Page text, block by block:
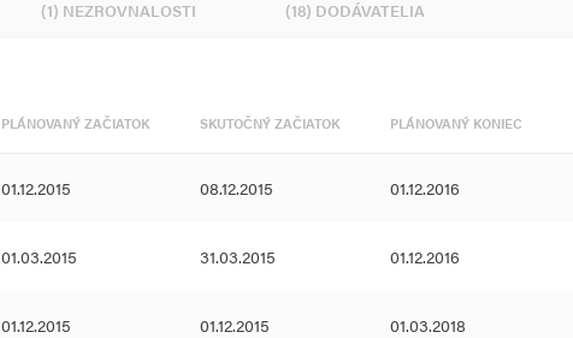
(1) NEZROVNALOSTI (18) DODÁVATELIA
PLÁNOVANÝ ZAČIATOK SKUTOČNÝ ZAČIATOK PLÁNOVANÝ KONIEC
01.12.2015 08.12.2015 01.12.2016
01.03.2015 31.03.2015 01.12.2016
01.12.2015 01.12.2015 01.03.2018